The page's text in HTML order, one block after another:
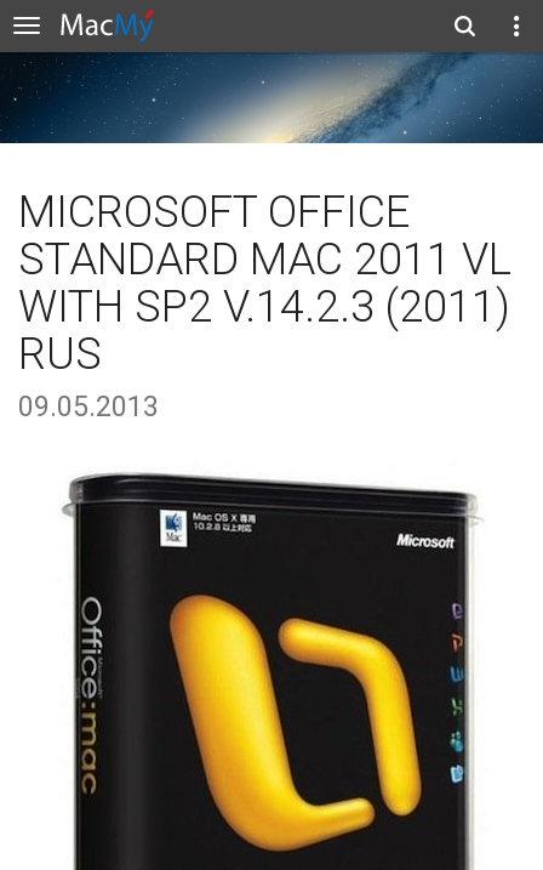
MICROSOFT OFFICE
STANDARD MAC 2011 VL
WITH SP2 V.14.2.3 (2011)
RUS
09.05.2013